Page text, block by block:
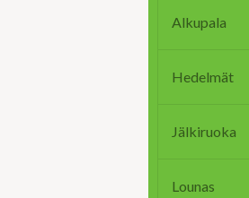
Alkupala
Hedelmät
Jälkiruoka
Lounas